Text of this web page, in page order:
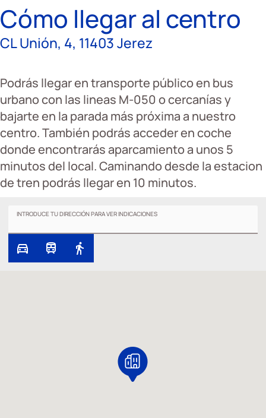
Cómo llegar al centro
CL Unión, 4, 11403 Jerez
Podrás llegar en transporte público en bus
urbano con las lineas M-050 o cercanías y
bajarte en la parada más próxima a nuestro
centro. También podrás acceder en coche
donde encontrarás aparcamiento a unos 5
minutos del local. Caminando desde la estacion
de tren podrás llegar en 10 minutos.
INTRODUCE TU DIRECCIÓN PARA VER INDICACIONES